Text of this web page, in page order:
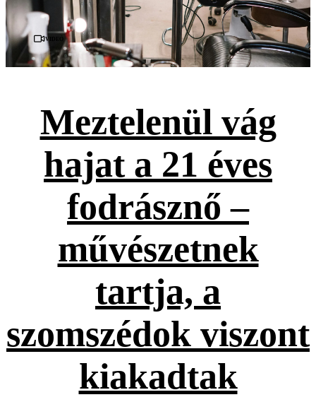
Videó
Meztelenül vág
hajat a 21 éves
fodrásznő –
művészetnek
tartja, a
szomszédok viszont
kiakadtak